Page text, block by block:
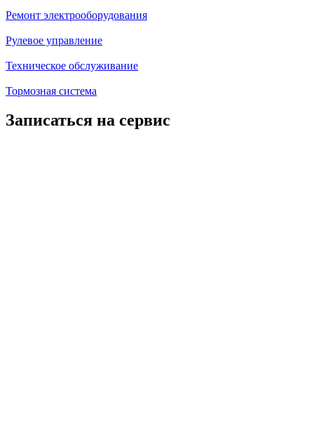
Ремонт электрооборудования
Рулевое управление
Техническое обслуживание
Тормозная система
Записаться на сервис